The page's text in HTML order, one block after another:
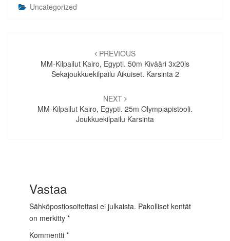
Uncategorized
selaus
PREVIOUS
MM-Kilpailut Kairo, Egypti. 50m Kivääri 3x20ls
Sekajoukkuekilpailu Aikuiset. Karsinta 2
NEXT
MM-Kilpailut Kairo, Egypti. 25m Olympiapistooli.
Joukkuekilpailu Karsinta
Vastaa
Sähköpostiosoitettasi ei julkaista. Pakolliset kentät
on merkitty *
Kommentti *